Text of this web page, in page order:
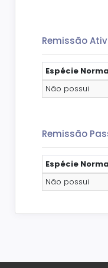
Remissão
Espécie
Não possui
Remissão
Espécie
Não possui